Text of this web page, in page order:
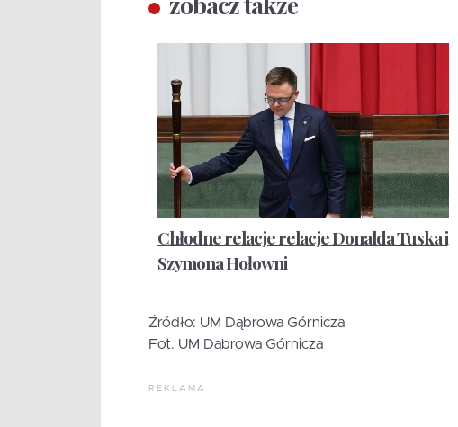
Chłodne relacje relacje Donalda Tuska i
Szymona Hołowni
Źródło: UM Dąbrowa Górnicza
Fot. UM Dąbrowa Górnicza
REKLAMA